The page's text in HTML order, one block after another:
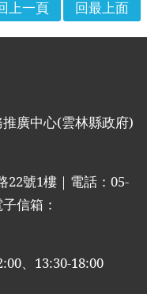
上一頁 回最上面
廣中心(雲林縣政府)
22號1樓｜電話： 05-
子信箱：
、 13:30-18:00